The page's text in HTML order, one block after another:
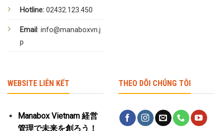
Hotline: 02432.123.450
Email: info@manaboxvn.j
p
WEBSITE LIÊN KẾT
Manabox Vietnam 経営
管理で未来を創ろう！
THEO DÕI CHÚNG TÔI